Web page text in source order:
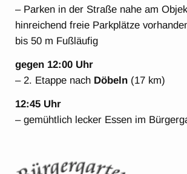
– Parken in der Straße nahe am
hinreichend freie Parkplätze
bis 50 m Fußläufig
gegen 12:00 Uhr
– 2. Etappe nach Döbeln (17 km)
12:45 Uhr
– gemühtlich lecker Essen im